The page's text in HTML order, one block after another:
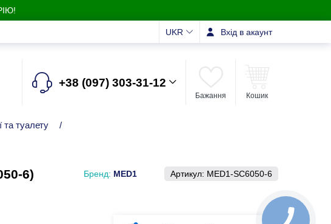
UKR Вхід в акаунт
+38 (097) 303-31-12
Бажання Кошик
та туалету
/
6) Бренд: MED1 Артикул: MED1-SC6050-6